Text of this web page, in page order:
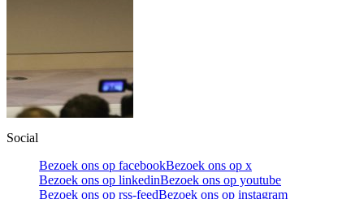
Social
Bezoek ons op facebookBezoek ons op x
Bezoek ons op linkedinBezoek ons op youtube
Bezoek ons op rss-feedBezoek ons op instagram